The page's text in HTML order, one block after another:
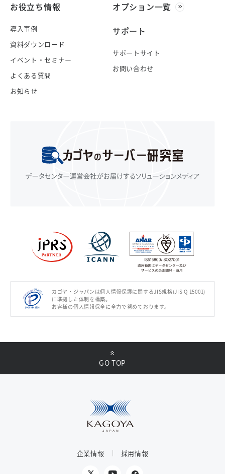
お役立ち情報
導入事例
資料ダウンロード
イベント・セミナー
よくある質問
お知らせ
オプション一覧
サポート
サポートサイト
お問い合わせ
カゴヤ・ジャパンは個人情報保護に関するJIS規格(JIS Q 15001)
に準拠した体制を構築。
お客様の個人情報保全に全力で努めております。
企業情報 採用情報
GO TOP